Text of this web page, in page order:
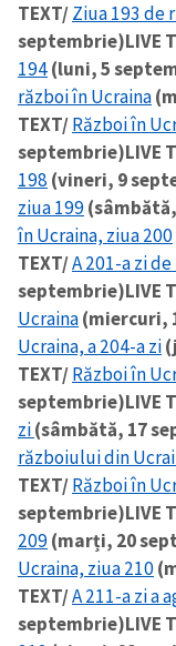
TEXT/Ziua 193 de
septembrie)LIVE
194(luni, 5
război în Ucraina
TEXT/Război în
septembrie)LIVE
198 (vineri, 9
ziua 199
în Ucraina, ziua 200
TEXT/A 201-a zi
septembrie)LIVE
Ucraina(miercuri,
Ucraina, a 204-a zi
TEXT/Război în
septembrie)LIVE
zi(sâmbătă, 17
războiului din
TEXT/Război în
septembrie)LIVE
209(marți, 20
Ucraina, ziua 210
TEXT/A 211-a zi a
septembrie)LIVE